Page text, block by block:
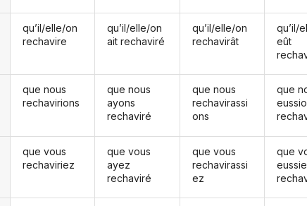
qu’il/elle/on
rechavire
que nous
rechavirions
que vous
rechaviriez
qu’il/elle/on
ait rechaviré
que nous
ayons
rechaviré
que vous
ayez
rechaviré
qu’il/elle/on
rechavirât
que nous
rechavirassi
ons
que vous
rechavirassi
ez
qu’il/
eût
que
que